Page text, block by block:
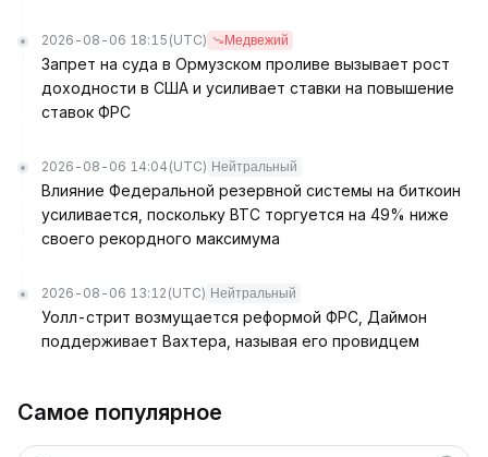
2026-08-06 18:15 (UTC) Медвежий
Запрет на суда в Ормузском проливе вызывает рост
доходности в США и усиливает ставки на повышение
ставок ФРС
2026-08-06 14:04 (UTC) Нейтральный
Влияние Федеральной резервной системы на биткоин
усиливается, поскольку BTC торгуется на 49% ниже
своего рекордного максимума
2026-08-06 13:12 (UTC) Нейтральный
Уолл-стрит возмущается реформой ФРС, Даймон
поддерживает Вахтера, называя его провидцем
Самое популярное